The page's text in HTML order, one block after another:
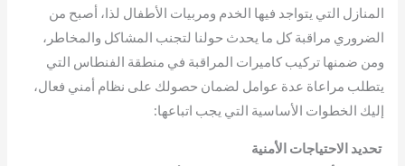
المنازل التي يتواجد فيها الخدم ومربيات الأطفال لذا، أصبح من
الضروري مراقبة كل ما يحدث حولنا لتجنب المشاكل والمخاطر،
ومن ضمنها تركيب كاميرات المراقبة في منطقة الفنطاس التي
يتطلب مراعاة عدة عوامل لضمان حصولك على نظام أمني فعال،
إليك الخطوات الأساسية التي يجب اتباعها:
تحديد الاحتياجات الأمنية